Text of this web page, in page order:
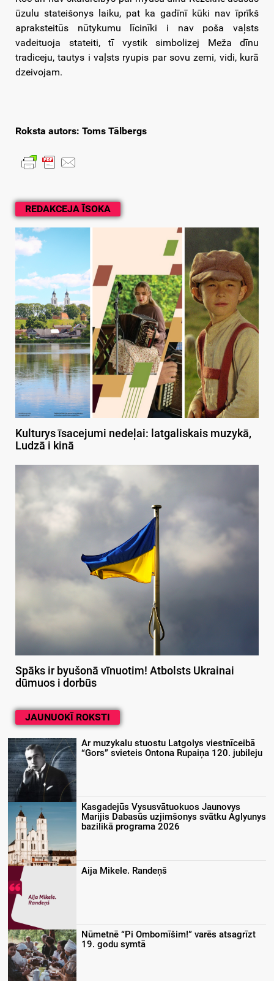
REDAKCEJA ĪSOKA
Kulturys īsacejumi nedeļai: latgaliskais muzykā,
Ludzā i kinā
Spāks ir byušonā vīnuotim! Atbolsts Ukrainai
dūmuos i dorbūs
ūzulu stateišonys laiku, pat ka gadīnī kūki nav īprīkš
apraksteitūs nūtykumu līcinīki i nav poša vaļsts
vadeituoja stateiti, tī vystik simbolizej Meža dīnu
tradiceju, tautys i vaļsts ryupis par sovu zemi, vidi, kurā
dzeivojam.
Roksta autors: Toms Tālbergs
JAUNUOKĪ ROKSTI
Ar muzykalu stuostu Latgolys viestnīceibā
“Gors” svieteis Ontona Rupaiņa 120. jubileju
Kasgadejūs Vysusvātuokuos Jaunovys
Marijis Dabasūs uzjimšonys svātku Aglyunys
bazilikā programa 2026
Aija Mikele. Randeņš
Nūmetnē “Pi Ombomīšim!” varēs atsagrīzt
19. godu symtā